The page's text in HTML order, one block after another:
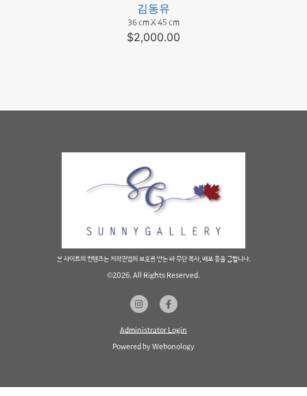
김동유
36 cm X 45 cm
$2,000.00
본 사이트의 컨텐츠는 저작권법의 보호를 받는 바 무단 복사, 배포 등을 금합니다.
©2026. All Rights Reserved.
Administrator Login
Powered byWebonology